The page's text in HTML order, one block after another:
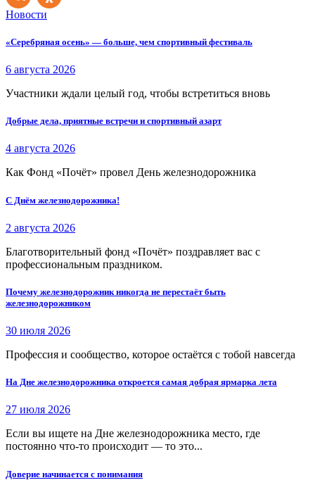
Новости
«Серебряная осень» — больше, чем спортивный фестиваль
6 августа 2026
Участники ждали целый год, чтобы встретиться вновь
Добрые дела, приятные встречи и спортивный азарт
4 августа 2026
Как Фонд «Почёт» провел День железнодорожника
С Днём железнодорожника!
2 августа 2026
Благотворительный фонд «Почёт» поздравляет вас с
профессиональным праздником.
Почему железнодорожник никогда не перестаёт быть
железнодорожником
30 июля 2026
Профессия и сообщество, которое остаётся с тобой навсегда
На Дне железнодорожника откроется самая добрая ярмарка лета
27 июля 2026
Если вы ищете на Дне железнодорожника место, где
постоянно что-то происходит — то это...
Доверие начинается с понимания